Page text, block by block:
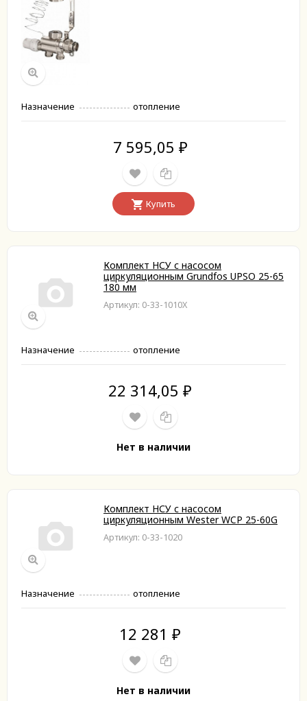
Назначение отопление
7 595,05 ₽
Купить
Комплект НСУ с насосом
циркуляционным Grundfos UPSO 25-65
180 мм
Артикул: 0-33-1010X
Назначение отопление
22 314,05 ₽
Нет в наличии
Комплект НСУ с насосом
циркуляционным Wester WCP 25-60G
Артикул: 0-33-1020
Назначение отопление
12 281 ₽
Нет в наличии